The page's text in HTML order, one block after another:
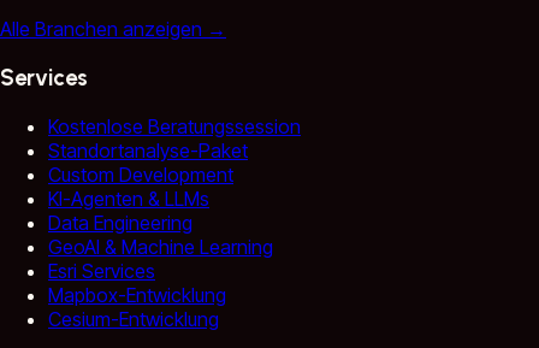
Alle Branchen anzeigen →
Services
Kostenlose Beratungssession
Standortanalyse-Paket
Custom Development
KI-Agenten & LLMs
Data Engineering
GeoAI & Machine Learning
Esri Services
Mapbox-Entwicklung
Cesium-Entwicklung